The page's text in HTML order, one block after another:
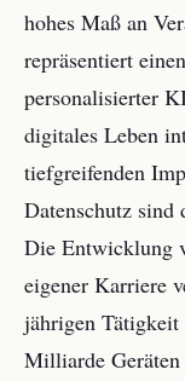
hohes Maß an
repräsentiert
personalisierter
digitales Leben
tiefgreifenden
Datenschutz sind
Die Entwicklung
eigener Karriere
jährigen
Milliarde Geräten